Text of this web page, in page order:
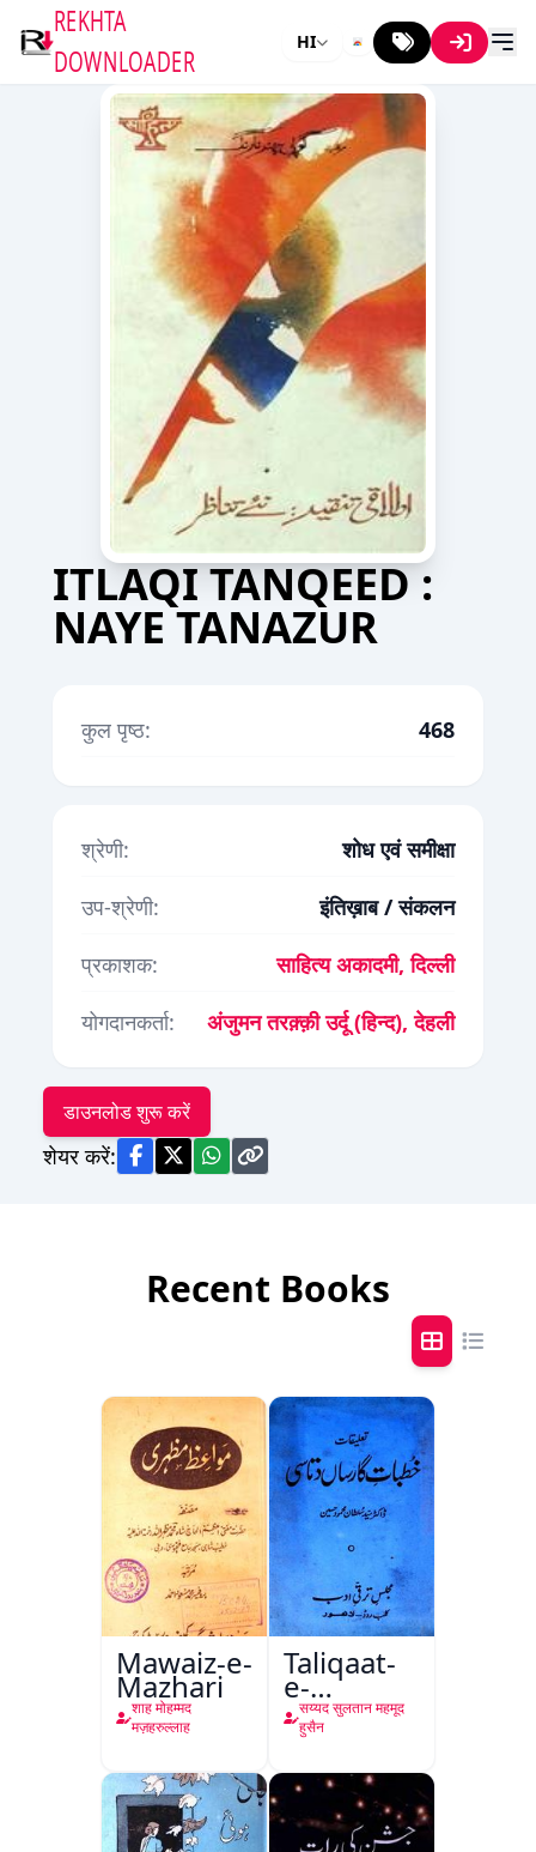
REKHTA
DOWNLOADER
HI
ITLAQI TANQEED :
NAYE TANAZUR
कुल पृष्ठ: 468
श्रेणी:
शोध एवं समीक्षा
उप-श्रेणी:
इंतिख़ाब / संकलन
प्रकाशक:
साहित्य अकादमी, दिल्ली
योगदानकर्ता:
अंजुमन तरक़्क़ी उर्दू (हिन्द), देहली
डाउनलोड शुरू करें
शेयर करें:
Recent Books
Mawaiz-e-
Mazhari
शाह मोहम्मद
मज़हरुल्लाह
Taliqaat-
e-
Khutbat-
e-Garcin
सय्यद सुलतान महमूद
हुसैन